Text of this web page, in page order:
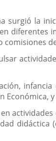
surgió la
diferentes
comisiones
Económica,